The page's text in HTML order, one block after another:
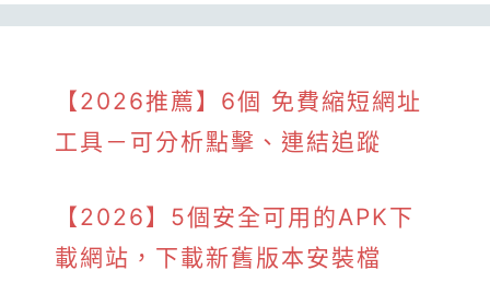
【2026推薦】6個 免費縮短網址
工具－可分析點擊、連結追蹤
【2026】5個安全可用的APK下
載網站，下載新舊版本安裝檔